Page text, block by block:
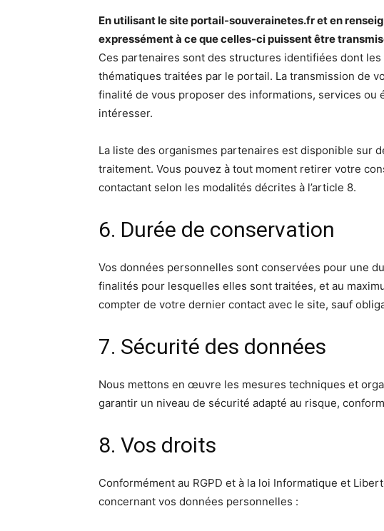
En utilisant le site portail-souverainetes.fr et en
expressément à ce que celles-ci puissent être
Ces partenaires sont des structures identifiées dont
thématiques traitées par le portail. La transmission de
finalité de vous proposer des informations, services ou
intéresser.
La liste des organismes partenaires est disponible sur
traitement. Vous pouvez à tout moment retirer votre
contactant selon les modalités décrites à l’article 8.
6. Durée de conservation
Vos données personnelles sont conservées pour une
finalités pour lesquelles elles sont traitées, et au
compter de votre dernier contact avec le site, sauf
7. Sécurité des données
Nous mettons en œuvre les mesures techniques et
garantir un niveau de sécurité adapté au risque,
8. Vos droits
Conformément au RGPD et à la loi Informatique et
concernant vos données personnelles :